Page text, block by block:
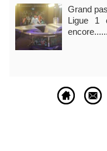
Grand
Ligue 1
encore......